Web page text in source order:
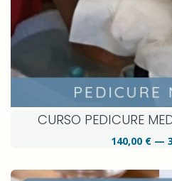
CURSO PEDICURE
140,00 € —